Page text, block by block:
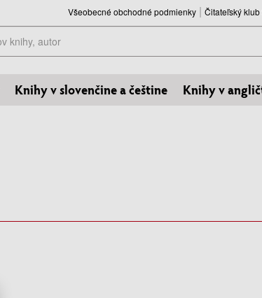
Všeobecné obchodné podmienky Čitateľský klub
Knihy v slovenčine a češtine Knihy v